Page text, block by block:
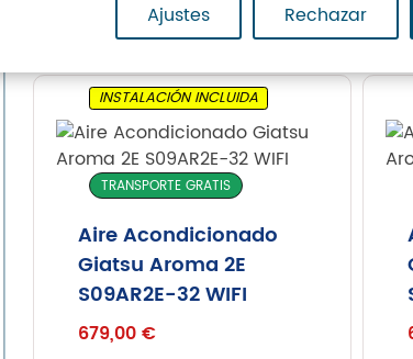
INSTALACIÓN INCLUIDA
TRANSPORTE GRATIS
Aire Acondicionado
Giatsu Aroma 2E
S09AR2E-32 WIFI
679,00€
Ajustes
Rechazar